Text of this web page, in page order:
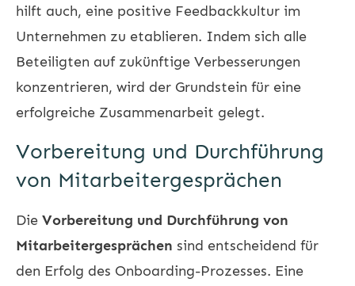
hilft auch, eine positive Feedbackkultur im
Unternehmen zu etablieren. Indem sich alle
Beteiligten auf zukünftige Verbesserungen
konzentrieren, wird der Grundstein für eine
erfolgreiche Zusammenarbeit gelegt.
Vorbereitung und Durchführung
von Mitarbeitergesprächen
Die Vorbereitung und Durchführung von
Mitarbeitergesprächen sind entscheidend für
den Erfolg des Onboarding-Prozesses. Eine